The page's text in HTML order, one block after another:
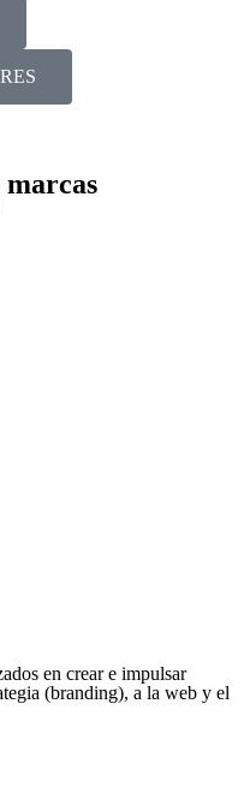
marcas
en crear e impulsar
(branding), a la web y el